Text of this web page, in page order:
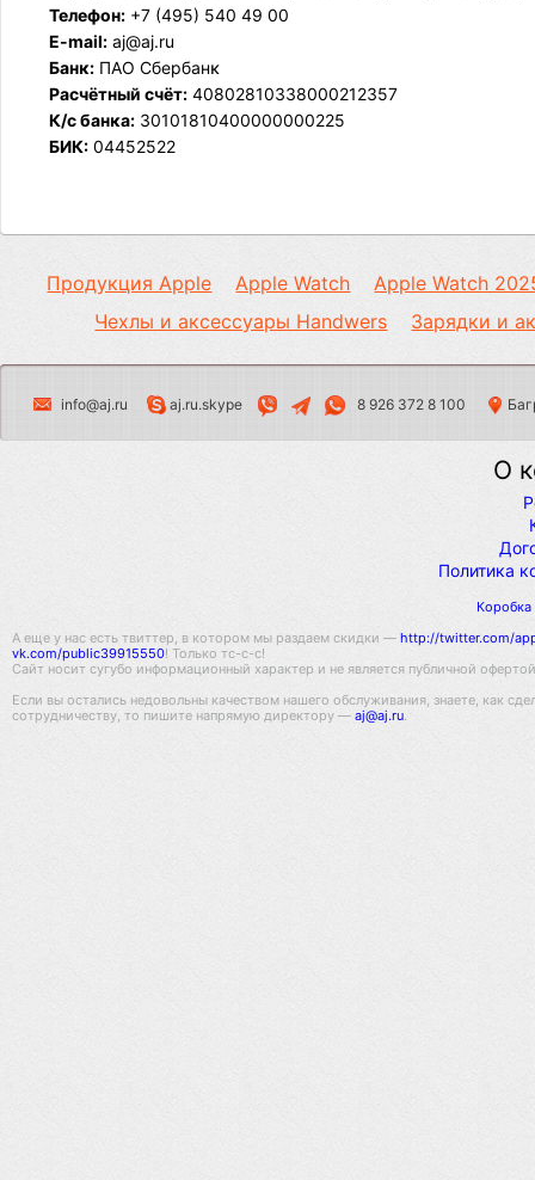
Телефон: +7 (495) 540 49 00
E-mail: aj@aj.ru
Банĸ: ПАО Сбербанĸ
Расчётный счёт: 40802810338000212357
К/с банĸа: 30101810400000000225
БИК: 04452522
Продукция Apple Apple Watch
Apple Watch
Чехлы и аксессуары Handwers
Зарядки и
info@aj.ru aj.ru.skype 8 926 372 8 100
О
Политика
А еще у нас есть твиттер, в котором мы раздаем скидки — http://twitter.com/
vk.com/public39915550! Только тс-с-с!
Сайт носит сугубо информационный характер и не является публичной
Если вы остались недовольны качеством нашего обслуживания, знаете, как
сотрудничеству, то пишите напрямую директору — aj@aj.ru.